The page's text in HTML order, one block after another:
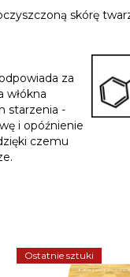
skórę
za
włókna
starzenia -
i opóźnienie
czemu
Ostatnie sztuki